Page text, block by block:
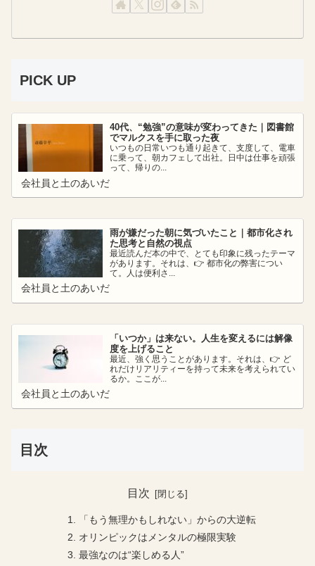
PICK UP
40代、“勉強”の意味が変わってきた｜図書館
でマルクスを手に取った夜
いつもの日常いつも通り起きて、支度して、電車
に乗って、朝カフェして出社。日中は仕事を頑張
って、帰りの...
会社員と土のあいだ
雨が嫌だった朝に気づいたこと｜都市化され
た思考と自然の視点
最近読んだ本の中で、とても印象に残ったテーマ
があります。それは、👉 都市化の弊害につい
て。人は便利さ...
会社員と土のあいだ
「いつか」は来ない。人生を変えるには解像
度を上げること
最近、強く思うことがあります。それは、👉 ど
れだけリアリティーを持って未来を考えられてい
るか。ここが...
会社員と土のあいだ
目次
目次
「もう無理かもしれない」からの大逆転
オリンピックはメンタルの極限実験
最強なのは“楽しめる人”